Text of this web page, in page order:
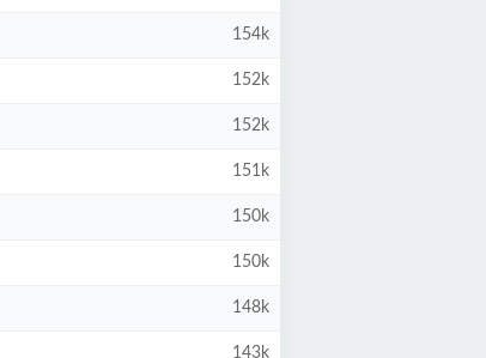
154k
152k
152k
151k
150k
150k
148k
143k